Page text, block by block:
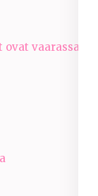
vaarassa